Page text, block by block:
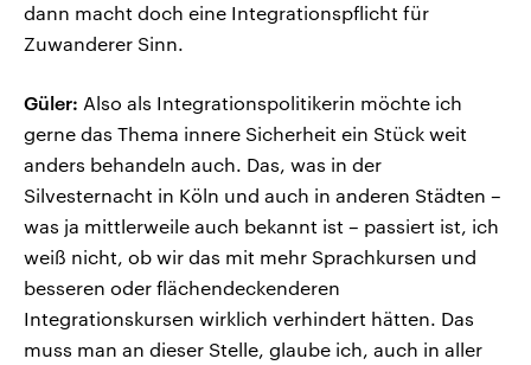
dann macht doch eine Integrationspflicht für
Zuwanderer Sinn.
Güler: Also als Integrationspolitikerin möchte ich
gerne das Thema innere Sicherheit ein Stück weit
anders behandeln auch. Das, was in der
Silvesternacht in Köln und auch in anderen Städten –
was ja mittlerweile auch bekannt ist – passiert ist, ich
weiß nicht, ob wir das mit mehr Sprachkursen und
besseren oder flächendeckenderen
Integrationskursen wirklich verhindert hätten. Das
muss man an dieser Stelle, glaube ich, auch in aller